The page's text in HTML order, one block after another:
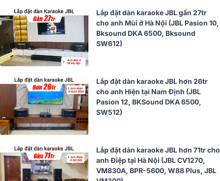
Lắp đặt dàn karaoke JBL gần 27tr
cho anh Mùi ở Hà Nội (JBL Pasion 10,
Bksound DKA 6500, Bksound
SW612)
Lắp đặt dàn karaoke JBL hơn 26tr
cho anh Hiện tại Nam Định (JBL
Pasion 12, BKSound DKA 6500,
SW512)
Lắp đặt dàn karaoke JBL hơn 71tr cho
anh Điệp tại Hà Nội (JBL CV1270,
VM830A, BPR-5600, W88 Plus, JBL